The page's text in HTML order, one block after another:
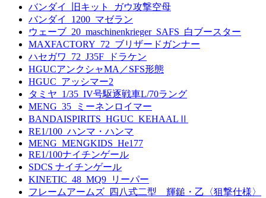
バンダイ_旧キット_ガウ攻撃空母
バンダイ_1200_マゼラン
ウェーブ_20_maschinenkrieger_SAFS_白ブースター
MAXFACTORY_72_ブリザードガンナー
ハセガワ_72_J35F_ドラケン
HGUCアンクシャMA／SFS形態
HGUC_アッシマー2
タミヤ_1/35_IV号駆逐戦車L/70ラング
MENG_35_ミーネンロイマー
BANDAISPIRITS_HGUC_KEHAALⅡ
RE1/100_ハンマ・ハンマ
MENG_MENGKIDS_He177
RE1/100ナイチンゲール
SDCS ナイチンゲール
KINETIC_48_MQ9_リーパー
フレームアームズ_四八式二型 輝鎚・乙〈狙撃仕様〉